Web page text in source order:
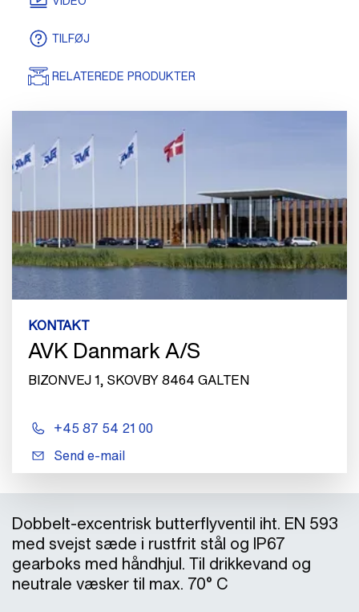
TILFØJ
RELATEREDE PRODUKTER
KONTAKT
AVK Danmark A/S
BIZONVEJ 1, SKOVBY 8464 GALTEN
+45 87 54 21 00
Send e-mail
Dobbelt-excentrisk butterflyventil iht. EN 593
med svejst sæde i rustfrit stål og IP67
gearboks med håndhjul. Til drikkevand og
neutrale væsker til max. 70° C